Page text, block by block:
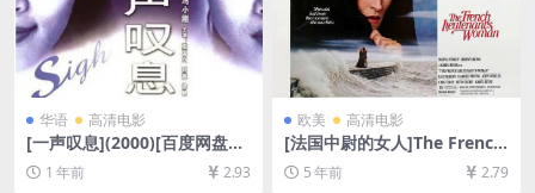
华语 高清电影
[一声叹息](2000)[百度网盘
+夸克网盘1080P超清未删减
资源][网盘在线播放/下载][MP
1 年前 2.93
欧美 高清电影
[法国中尉的女人]The French
Lieutenant’s Woman (198
1)[百度网盘+迅雷云盘资源10
5 年前 2.79